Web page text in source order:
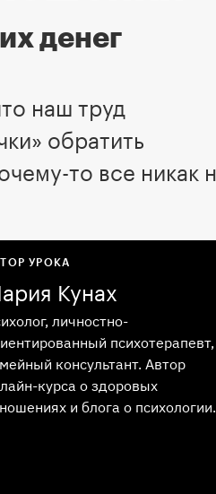
денег
наш труд
обратить
то все никак
УРОКА
Кунах
личностно-
психотерапевт,
консультант. Автор
курса о здоровых
и блога о психологии.